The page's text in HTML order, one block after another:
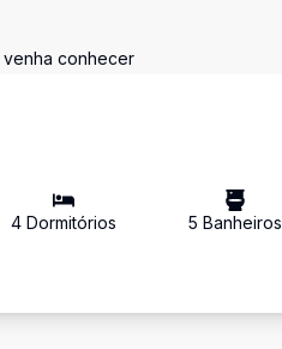
venha conhecer
4 Dormitórios 5 Banheiros